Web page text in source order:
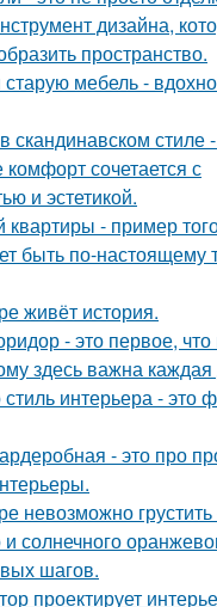
дизайна,
пространство.
мебель -
скандинавском стиле
комфорт сочетается с
и эстетикой.
квартиры - пример
быть по-настоящему
живёт история.
- это первое, что
здесь важна каждая
интерьера - это
- это про
невозможно
солнечного
шагов.
проектирует